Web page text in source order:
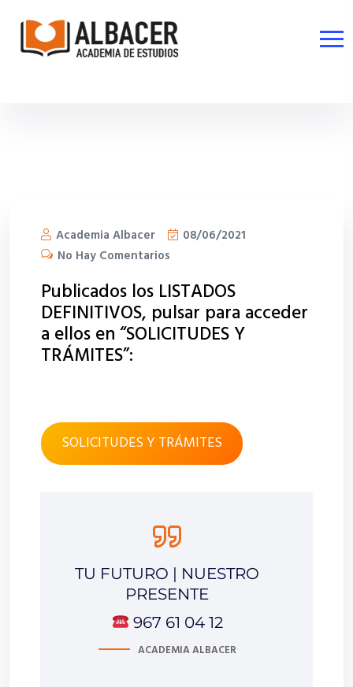
Academia Albacer
08/06/2021
No Hay Comentarios
Publicados los LISTADOS
DEFINITIVOS, pulsar para acceder
a ellos en “SOLICITUDES Y
TRÁMITES”:
SOLICITUDES Y TRÁMITES
TU FUTURO | NUESTRO
PRESENTE
967 61 04 12
ACADEMIA ALBACER